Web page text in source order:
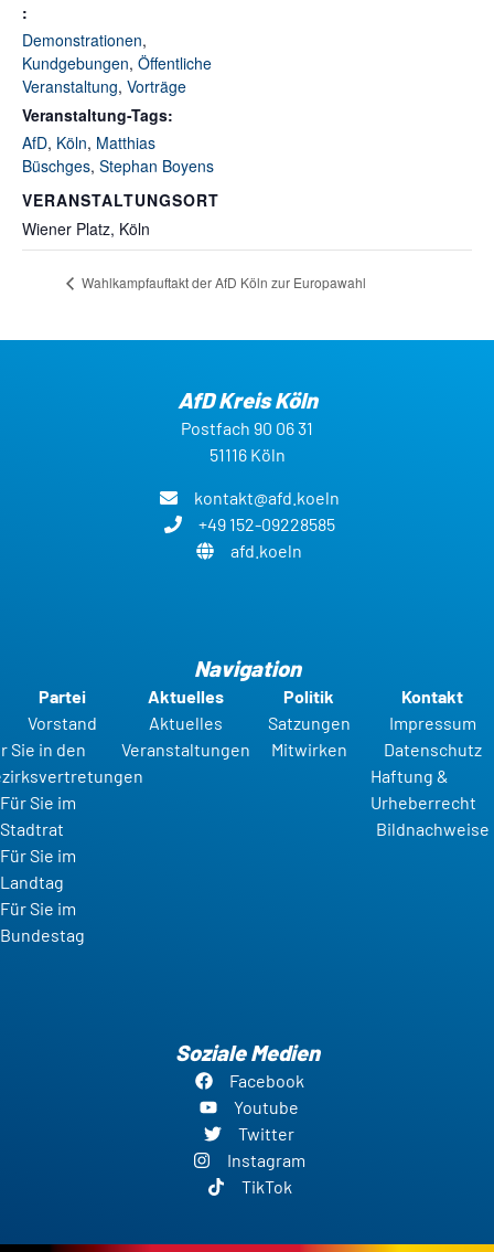
:
Demonstrationen,
Kundgebungen, Öffentliche
Veranstaltung, Vorträge
Veranstaltung-Tags:
AfD, Köln, Matthias
Büschges, Stephan Boyens
VERANSTALTUNGSORT
Wiener Platz, Köln
Wahlkampfauftakt der AfD Köln zur Europawahl
AfD Kreis Köln
Postfach 90 06 31
51116 Köln
kontakt@afd.koeln
+49 152-09228585
afd.koeln
Navigation
Partei
Vorstand
Sie in den
Für Sie im
Stadtrat
Für Sie im
Landtag
Für Sie im
Bundestag
Aktuelles
Aktuelles
Veranstaltungen
Politik
Satzungen
Mitwirken
Kontakt
Impressum
Datenschutz
Haftung &
Urheberrecht
Bildnachweise
Soziale Medien
Facebook
Youtube
Twitter
Instagram
TikTok